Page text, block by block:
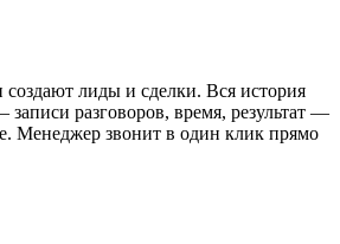
создают лиды и сделки. Вся история
разговоров, время, результат —
Менеджер звонит в один клик прямо